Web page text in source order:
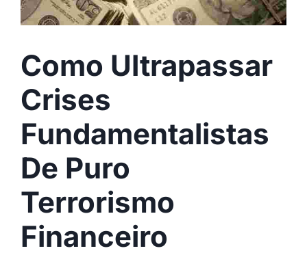
Como Ultrapassar
Crises
Fundamentalistas
De Puro
Terrorismo
Financeiro